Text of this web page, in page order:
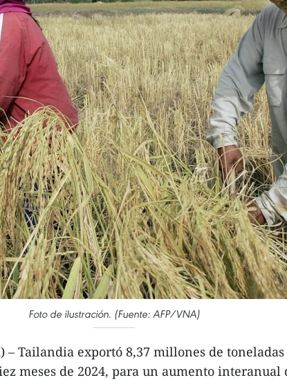
Foto de ilustración. (Fuente: AFP/VNA)
– Tailandia exportó 8,37 millones de
meses de 2024, para un aumento interanual